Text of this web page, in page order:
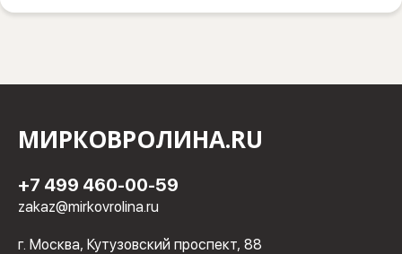
МИРКОВРОЛИНА.RU
+7 499 460-00-59
zakaz@mirkovrolina.ru
г. Москва, Кутузовский проспект, 88